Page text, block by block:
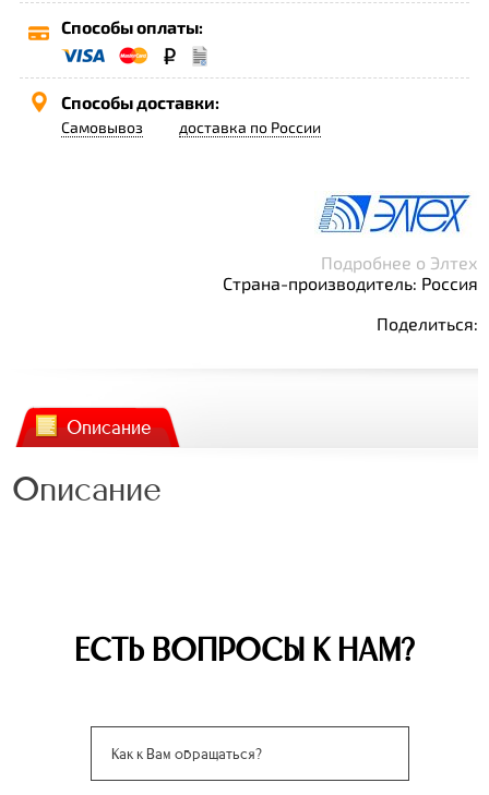
Способы оплаты:
Способы доставки:
Самовывоз доставка по России
Подробнее о Элтех
Страна-производитель: Россия
Поделиться:
Описание
Описание
ЕСТЬ ВОПРОСЫ К НАМ?